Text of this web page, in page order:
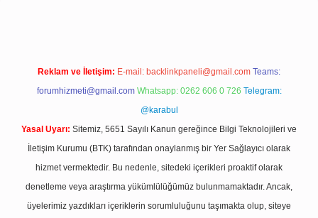
Reklam ve İletişim: E-mail: backlinkpaneli@gmail.com Teams:
forumhizmeti@gmail.com Whatsapp: 0262 606 0 726 Telegram:
@karabul
Yasal Uyarı: Sitemiz, 5651 Sayılı Kanun gereğince Bilgi Teknolojileri ve
İletişim Kurumu (BTK) tarafından onaylanmış bir Yer Sağlayıcı olarak
hizmet vermektedir. Bu nedenle, sitedeki içerikleri proaktif olarak
denetleme veya araştırma yükümlülüğümüz bulunmamaktadır. Ancak,
üyelerimiz yazdıkları içeriklerin sorumluluğunu taşımakta olup, siteye